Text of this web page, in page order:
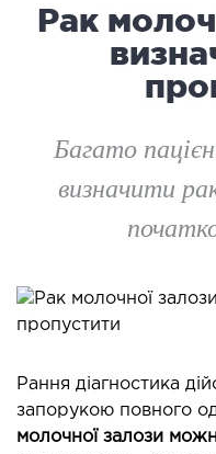
хірургія
лицьова
в урології
в хірургії
Рак
Багато
визначити
Рання діагностика
запорукою повного
молочної залози